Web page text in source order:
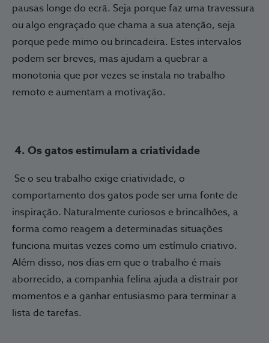
pausas longe do ecrã. Seja porque faz uma travessura
ou algo engraçado que chama a sua atenção, seja
porque pede mimo ou brincadeira. Estes intervalos
podem ser breves, mas ajudam a quebrar a
monotonia que por vezes se instala no trabalho
remoto e aumentam a motivação.
4. Os gatos estimulam a criatividade
Se o seu trabalho exige criatividade, o
comportamento dos gatos pode ser uma fonte de
inspiração. Naturalmente curiosos e brincalhões, a
forma como reagem a determinadas situações
funciona muitas vezes como um estímulo criativo.
Além disso, nos dias em que o trabalho é mais
aborrecido, a companhia felina ajuda a distrair por
momentos e a ganhar entusiasmo para terminar a
lista de tarefas.